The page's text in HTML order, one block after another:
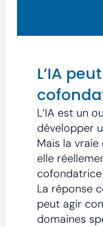
L’IA
L’IA est un
développer
Mais la vraie
elle
La réponse
peut agir
domaines